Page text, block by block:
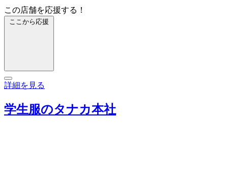
この店舗を応援する！
ここから応援
詳細を見る
学生服のタナカ本社